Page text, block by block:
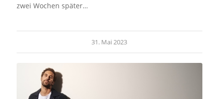
zwei Wochen später…
31. Mai 2023